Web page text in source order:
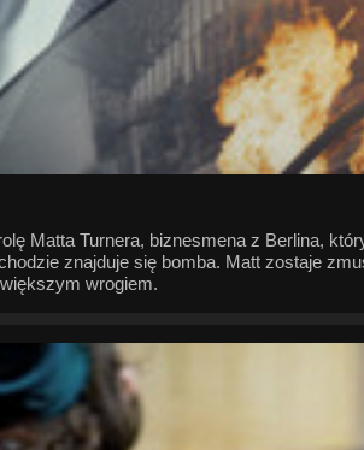
Matta Turnera, biznesmena z Berlina,
znajduje się bomba. Matt zostaje
wrogiem.